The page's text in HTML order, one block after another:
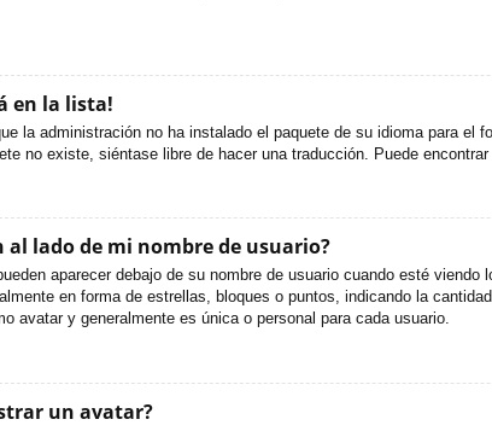
en la lista!
la administración no ha instalado el paquete de su idioma para
no existe, siéntase libre de hacer una traducción. Puede
al lado de mi nombre de usuario?
aparecer debajo de su nombre de usuario cuando esté
en forma de estrellas, bloques o puntos, indicando la
avatar y generalmente es única o personal para cada usuario.
un avatar?